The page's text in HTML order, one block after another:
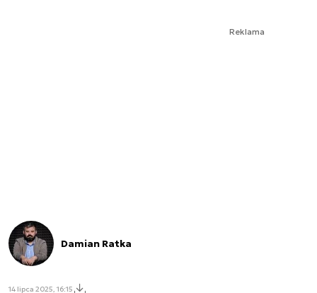
Reklama
Damian Ratka
14 lipca 2025, 16:15